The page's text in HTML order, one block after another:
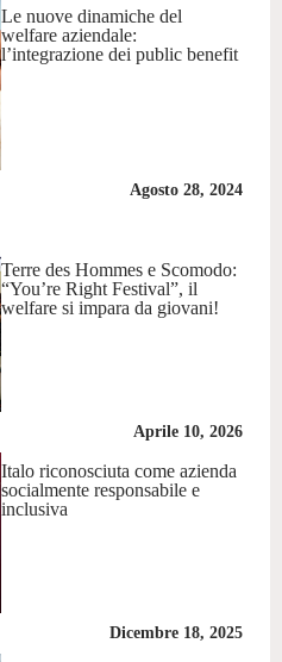
Le nuove dinamiche del
welfare aziendale:
l’integrazione dei public benefit
Agosto 28, 2024
Terre des Hommes e Scomodo:
“You’re Right Festival”, il
welfare si impara da giovani!
Aprile 10, 2026
Italo riconosciuta come azienda
socialmente responsabile e
inclusiva
Dicembre 18, 2025